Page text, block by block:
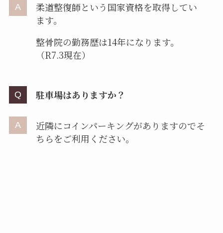
柔道整復師という国家資格を取得してい
ます。
整骨院の勤務歴は14年になります。
（R7.3現在）
駐車場はありますか？
近隣にコインパーキングがありますのでそ
ちらをご利用ください。